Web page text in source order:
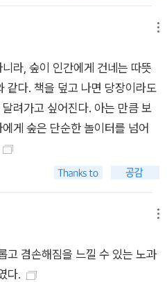
인리히도 자연의 질서를 거스를
부부의 둥지를 공격하려는 다
려는 찌르레기를 목격하면 녀석
상징은 흔히 나무라고들 하지만
아님을 강조한다. 그 안에 살아
고, 제 수명이 다할 때까지 숲에
로 진정 그곳을 가꾸는 일이라는
존재라도 자세히 들여다보면 저
가 빼곡히 깃들어 있는 법이다. 추
말처럼 『모든 이야기는 숲에서
구의 생김새를 자세히 볼 수 있게
라, 숲이 인간에게 건네는 따뜻
같다. 책을 덮고 나면 당장이라도
려가고 싶어진다. 아는 만큼 보
게 숲은 단순한 놀이터를 넘어
고 겸손해짐을 느낄 수 있는 노과
다.